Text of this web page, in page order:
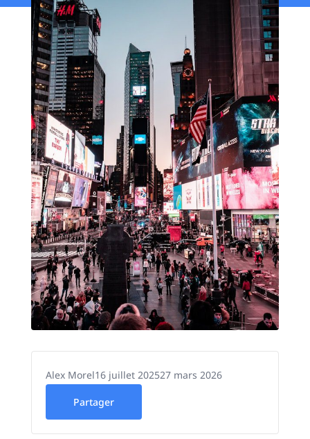
Alex Morel16 juillet 202527 mars 2026
Partager